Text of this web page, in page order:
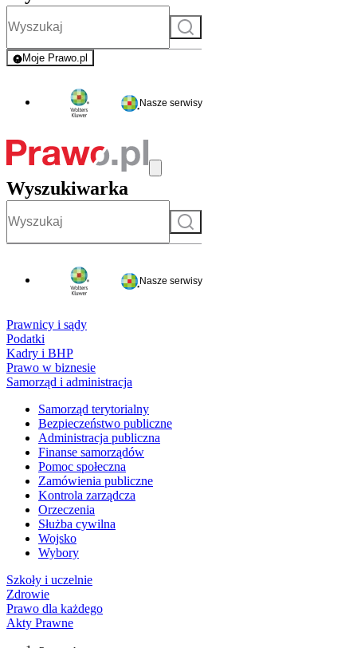
Szukaj
Moje Prawo.pl
- rejestracja i logowanie do serwisu
Nasze serwisy
Wyszukiwarka
Szukaj
Nasze serwisy
Prawnicy i sądy
Podatki
Kadry i BHP
Prawo w biznesie
Samorząd i administracja
Samorząd terytorialny
Bezpieczeństwo publiczne
Administracja publiczna
Finanse samorządów
Pomoc społeczna
Zamówienia publiczne
Kontrola zarządcza
Orzeczenia
Służba cywilna
Wojsko
Wybory
Szkoły i uczelnie
Zdrowie
Prawo dla każdego
Akty Prawne